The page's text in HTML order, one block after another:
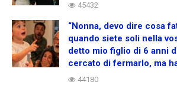
45432
“Nonna, devo dire cosa
quando siete soli nella
detto mio figlio di 6 anni
cercato di fermarlo, ma
44180